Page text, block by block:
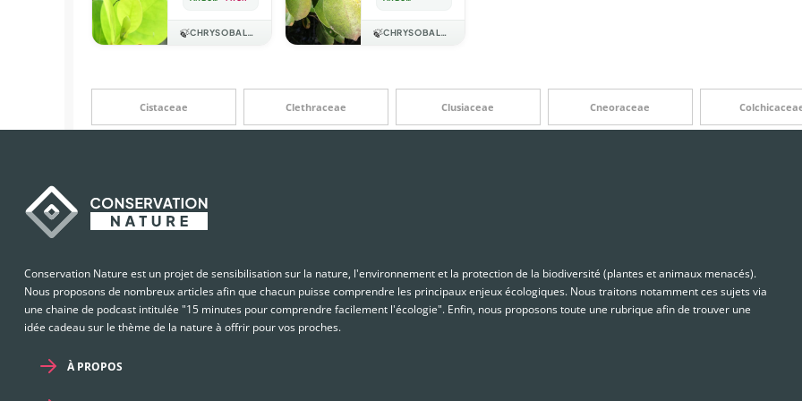
🍃 CHRYSOBALANACEAE 🍃 CHRYSOBALANACEAE
Cistaceae Clethraceae Clusiaceae Cneoraceae
Conservation Nature est un projet de sensibilisation sur la nature, l'environnement et la protection de la biodiversité (plantes et animaux menacés).
Nous proposons de nombreux articles afin que chacun puisse comprendre les principaux enjeux écologiques. Nous traitons notamment ces sujets via
une chaine de podcast intitulée "15 minutes pour comprendre facilement l'écologie". Enfin, nous proposons toute une rubrique afin de trouver une
idée cadeau sur le thème de la nature à offrir pour vos proches.
À PROPOS